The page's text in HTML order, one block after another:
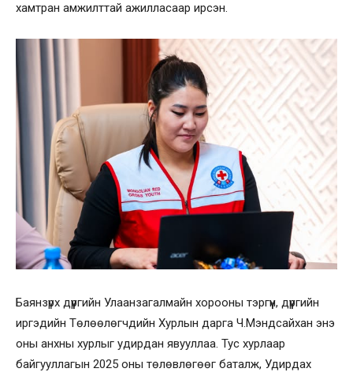
хамтран амжилттай ажилласаар ирсэн.
Баянзүрх дүүргийн Улаанзагалмайн хорооны тэргүүн, дүүргийн
иргэдийн Төлөөлөгчдийн Хурлын дарга Ч.Мэндсайхан энэ
оны анхны хурлыг удирдан явууллаа. Тус хурлаар
байгууллагын 2025 оны төлөвлөгөөг баталж, Удирдах